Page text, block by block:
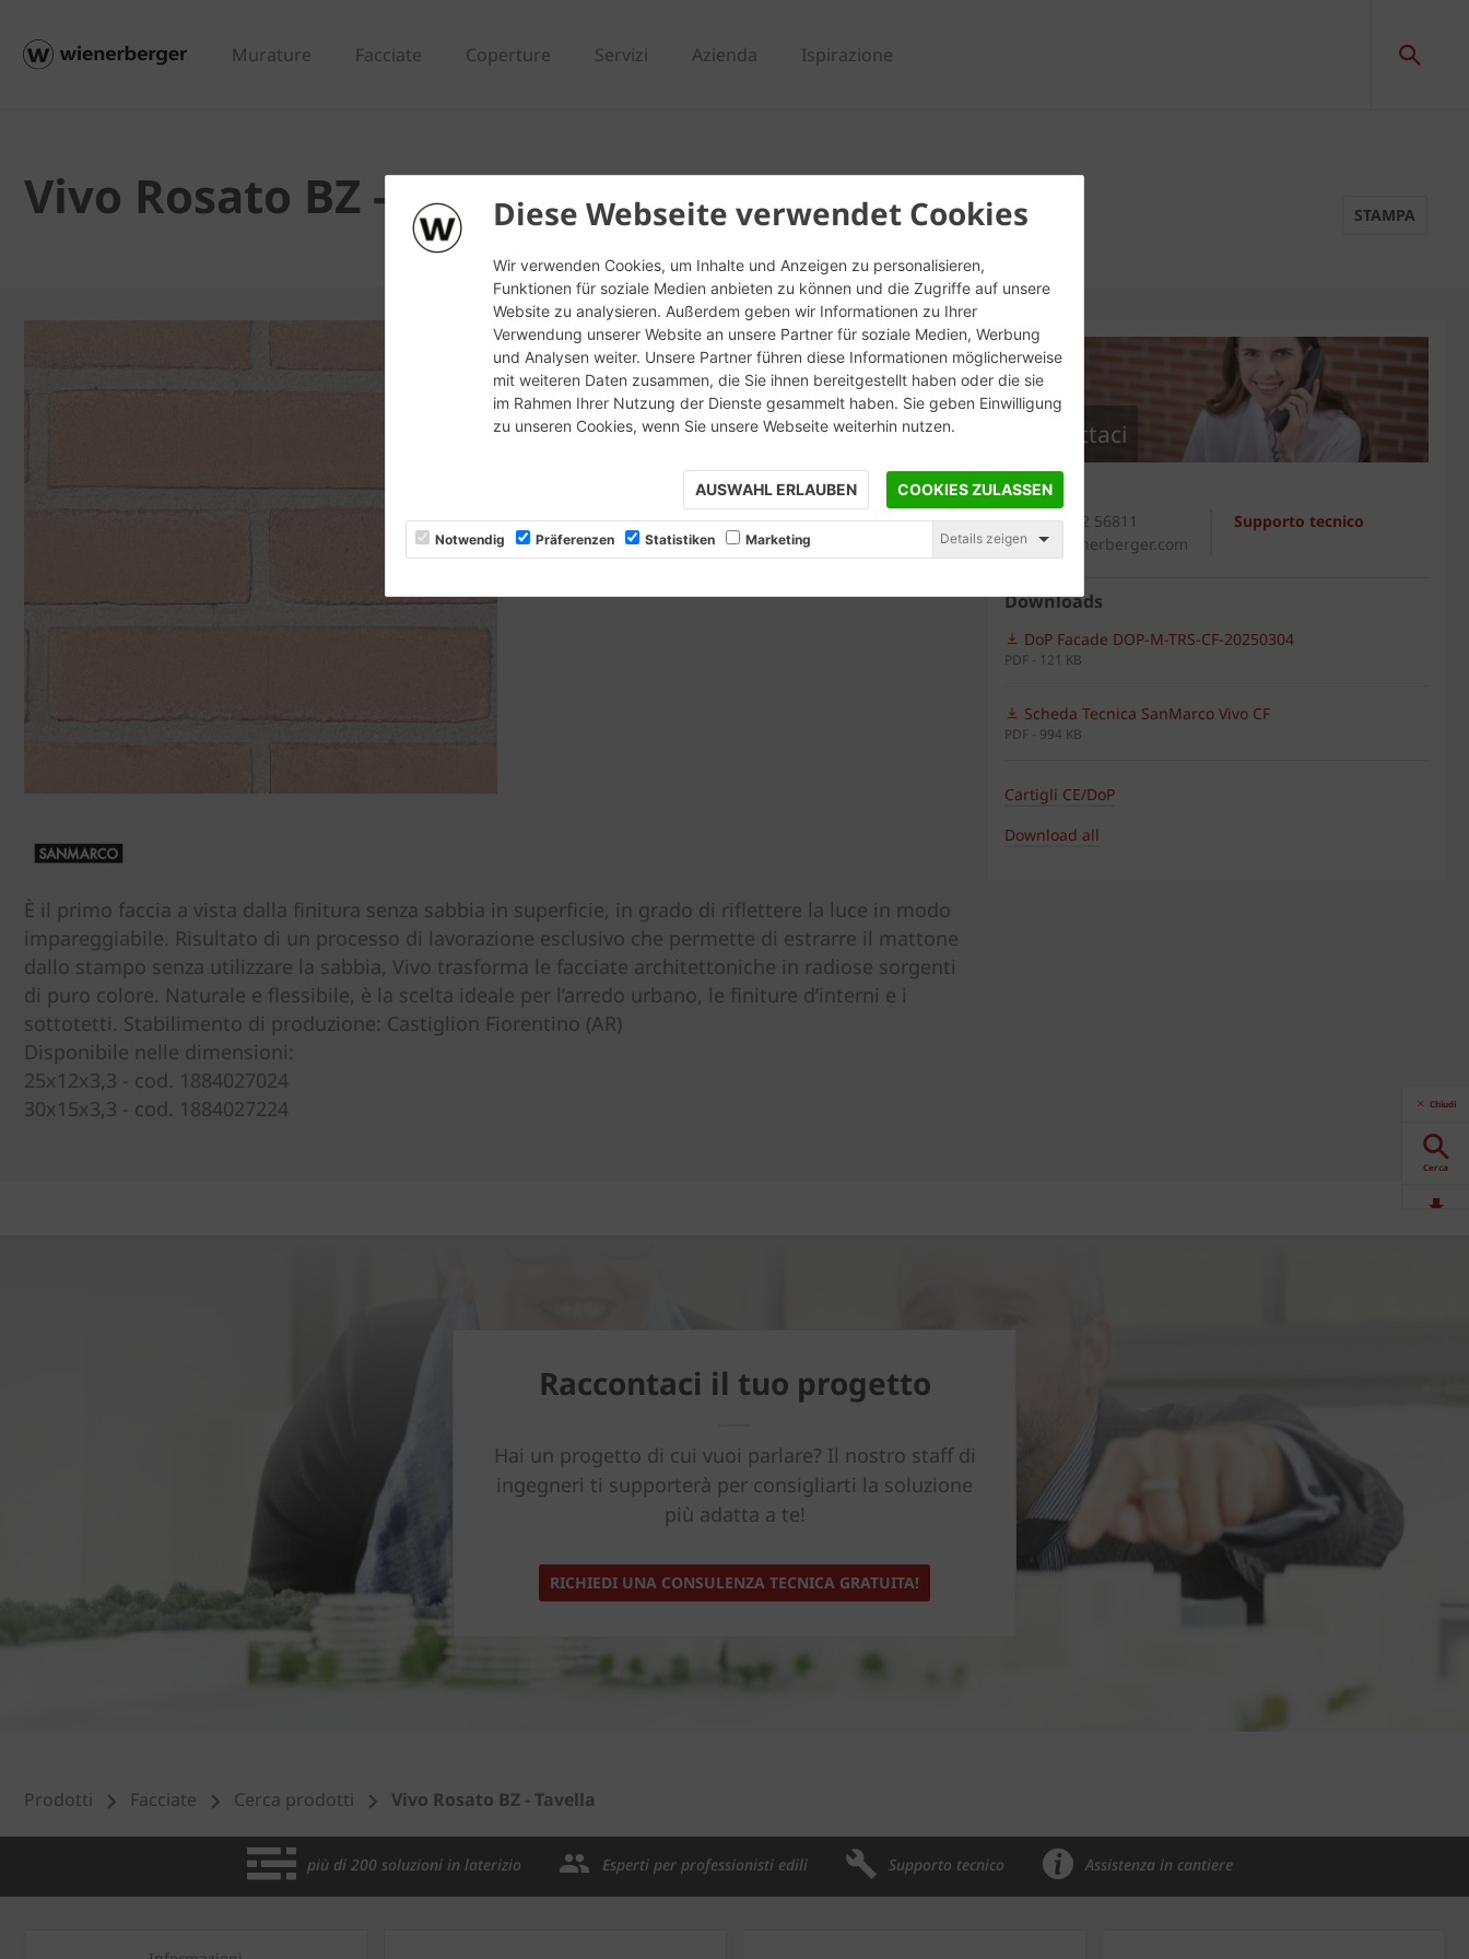
Diese Webseite verwendet Cookies
Wir verwenden Cookies, um Inhalte und Anzeigen zu personalisieren,
Funktionen für soziale Medien anbieten zu können und die Zugriffe auf unsere
Website zu analysieren. Außerdem geben wir Informationen zu Ihrer
Verwendung unserer Website an unsere Partner für soziale Medien, Werbung
und Analysen weiter. Unsere Partner führen diese Informationen möglicherweise
mit weiteren Daten zusammen, die Sie ihnen bereitgestellt haben oder die sie
im Rahmen Ihrer Nutzung der Dienste gesammelt haben. Sie geben Einwilligung
zu unseren Cookies, wenn Sie unsere Webseite weiterhin nutzen.
AUSWAHL ERLAUBEN COOKIES ZULASSEN
Notwendig Präferenzen Statistiken Marketing Details zeigen
Murature Facciate Coperture Servizi Azienda Ispirazione
Vivo Rosato BZ - Tavella STAMPA
È il primo faccia a vista dalla finitura senza sabbia in superficie, in grado di riflettere la luce in modo
impareggiabile. Risultato di un processo di lavorazione esclusivo che permette di estrarre il mattone
dallo stampo senza utilizzare la sabbia, Vivo trasforma le facciate architettoniche in radiose sorgenti
di puro colore. Naturale e flessibile, è la scelta ideale per l’arredo urbano, le finiture d’interni e i
sottotetti. Stabilimento di produzione: Castiglion Fiorentino (AR)
Disponibile nelle dimensioni:
25x12x3,3 - cod. 1884027024
30x15x3,3 - cod. 1884027224
Contattaci
Generale
Supporto tecnico
+39 0542 56811
italia@wienerberger.com
Downloads
DoP Facade DOP-M-TRS-CF-20250304
PDF - 121 KB
Scheda Tecnica SanMarco Vivo CF
PDF - 994 KB
Cartigli CE/DoP
Download all
Raccontaci il tuo progetto
Hai un progetto di cui vuoi parlare? Il nostro staff di
ingegneri ti supporterà per consigliarti la soluzione
più adatta a te!
RICHIEDI UNA CONSULENZA TECNICA GRATUITA!
Chiudi
Cerca
Prodotti Facciate Cerca prodotti Vivo Rosato BZ - Tavella
più di 200 soluzioni in laterizio Esperti per professionisti edili Supporto tecnico Assistenza in cantiere